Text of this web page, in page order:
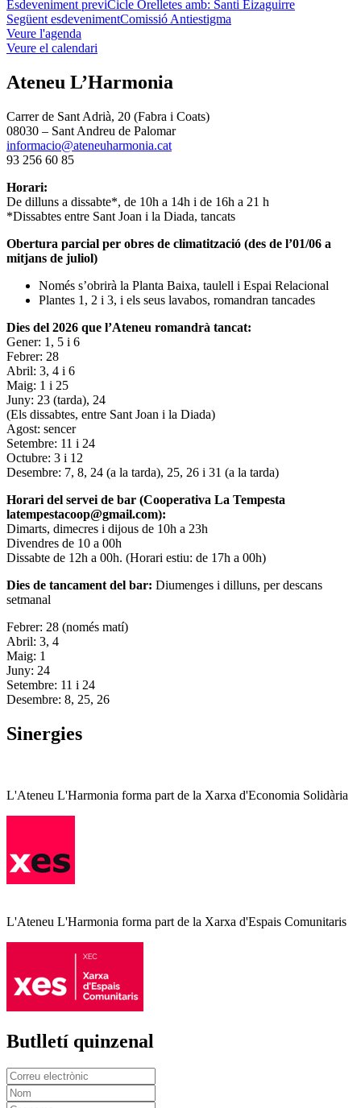
Esdeveniment previCicle Orelletes amb: Santi Eizaguirre
Següent esdevenimentComissió Antiestigma
Veure l'agenda
Veure el calendari
Ateneu L’Harmonia
Carrer de Sant Adrià, 20 (Fabra i Coats)
08030 – Sant Andreu de Palomar
informacio@ateneuharmonia.cat
93 256 60 85
Horari:
De dilluns a dissabte*, de 10h a 14h i de 16h a 21 h
*Dissabtes entre Sant Joan i la Diada, tancats
Obertura parcial per obres de climatització (des de l’01/06 a
mitjans de juliol)
Només s’obrirà la Planta Baixa, taulell i Espai Relacional
Plantes 1, 2 i 3, i els seus lavabos, romandran tancades
Dies del 2026 que l’Ateneu romandrà tancat:
Gener: 1, 5 i 6
Febrer: 28
Abril: 3, 4 i 6
Maig: 1 i 25
Juny: 23 (tarda), 24
(Els dissabtes, entre Sant Joan i la Diada)
Agost: sencer
Setembre: 11 i 24
Octubre: 3 i 12
Desembre: 7, 8, 24 (a la tarda), 25, 26 i 31 (a la tarda)
Horari del servei de bar (Cooperativa La Tempesta
latempestacoop@gmail.com):
Dimarts, dimecres i dijous de 10h a 23h
Divendres de 10 a 00h
Dissabte de 12h a 00h. (Horari estiu: de 17h a 00h)
Dies de tancament del bar: Diumenges i dilluns, per descans
setmanal
Febrer: 28 (només matí)
Abril: 3, 4
Maig: 1
Juny: 24
Setembre: 11 i 24
Desembre: 8, 25, 26
Sinergies
L'Ateneu L'Harmonia forma part de la Xarxa d'Economia Solidària
L'Ateneu L'Harmonia forma part de la Xarxa d'Espais Comunitaris
Butlletí quinzenal